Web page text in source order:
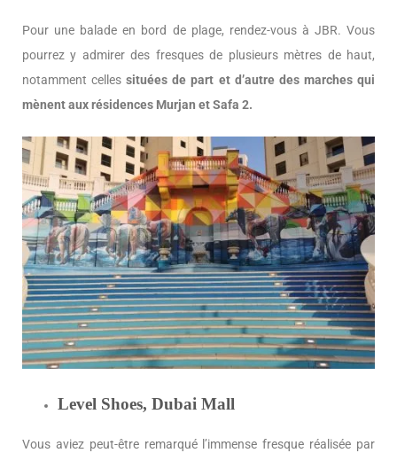
Pour une balade en bord de plage, rendez-vous à JBR. Vous
pourrez y admirer des fresques de plusieurs mètres de haut,
notamment cellessituées de part et d’autre des marches qui
mènent aux résidences Murjan et Safa 2.
Level Shoes, Dubai Mall
Vous aviez peut-être remarqué l’immense fresque réalisée par